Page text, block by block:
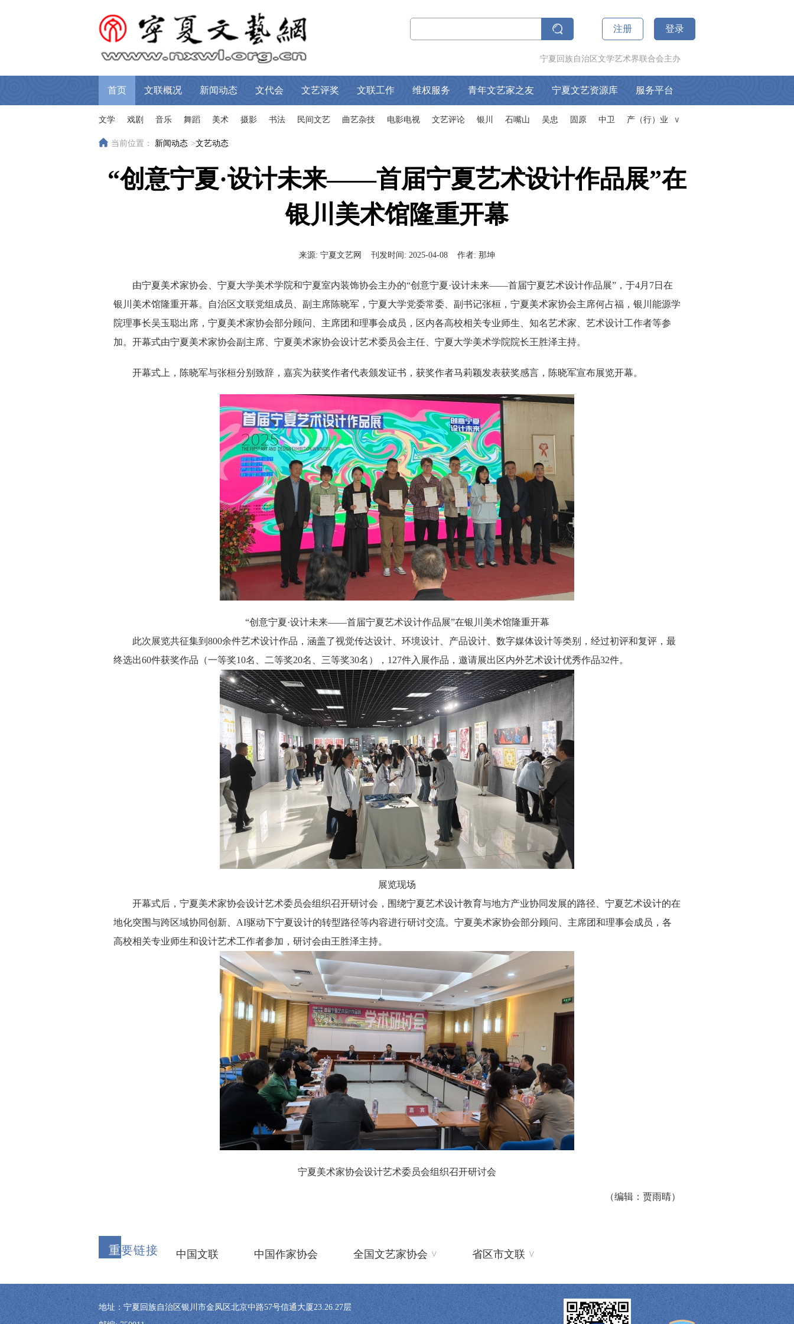
注册 登录
宁夏回族自治区文学艺术界联合会主办
首页 文联概况 新闻动态 文代会 文艺评奖 文联工作 维权服务 青年文艺家之友 宁夏文艺资源库 服务平台
文学 戏剧 音乐 舞蹈 美术 摄影 书法 民间文艺 曲艺杂技 电影电视 文艺评论 银川 石嘴山 吴忠 固原 中卫 产（行）业 ∧
当前位置： 新闻动态 >文艺动态
“创意宁夏·设计未来——首届宁夏艺术设计作品展”在
银川美术馆隆重开幕
来源: 宁夏文艺网 刊发时间: 2025-04-08 作者: 那坤
由宁夏美术家协会、宁夏大学美术学院和宁夏室内装饰协会主办的“创意宁夏·设计未来——首届宁夏艺术设计作品展”，于4月7日在
银川美术馆隆重开幕。自治区文联党组成员、副主席陈晓军，宁夏大学党委常委、副书记张桓，宁夏美术家协会主席何占福，银川能源学
院理事长吴玉聪出席，宁夏美术家协会部分顾问、主席团和理事会成员，区内各高校相关专业师生、知名艺术家、艺术设计工作者等参
加。开幕式由宁夏美术家协会副主席、宁夏美术家协会设计艺术委员会主任、宁夏大学美术学院院长王胜泽主持。
开幕式上，陈晓军与张桓分别致辞，嘉宾为获奖作者代表颁发证书，获奖作者马莉颖发表获奖感言，陈晓军宣布展览开幕。
“创意宁夏·设计未来——首届宁夏艺术设计作品展”在银川美术馆隆重开幕
此次展览共征集到800余件艺术设计作品，涵盖了视觉传达设计、环境设计、产品设计、数字媒体设计等类别，经过初评和复评，最
终选出60件获奖作品（一等奖10名、二等奖20名、三等奖30名），127件入展作品，邀请展出区内外艺术设计优秀作品32件。
展览现场
开幕式后，宁夏美术家协会设计艺术委员会组织召开研讨会，围绕宁夏艺术设计教育与地方产业协同发展的路径、宁夏艺术设计的在
地化突围与跨区域协同创新、AI驱动下宁夏设计的转型路径等内容进行研讨交流。宁夏美术家协会部分顾问、主席团和理事会成员，各
高校相关专业师生和设计艺术工作者参加，研讨会由王胜泽主持。
宁夏美术家协会设计艺术委员会组织召开研讨会
（编辑：贾雨晴）
重要链接 中国文联 中国作家协会 全国文艺家协会 ^ 省区市文联 ^
地址：宁夏回族自治区银川市金凤区北京中路57号信通大厦23.26.27层